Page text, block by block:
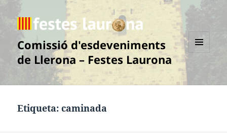
Comissió d'esdeveniments
de Llerona – Festes Laurona
Etiqueta:caminada